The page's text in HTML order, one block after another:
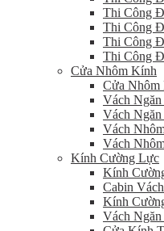
Thi Công
Thi Công
Thi Công
Thi Công
Cửa Nhôm Kính
Cửa Nhôm
Vách
Vách
Vách
Vách
Kính Cường Lực
Kính
Cabin
Kính
Vách